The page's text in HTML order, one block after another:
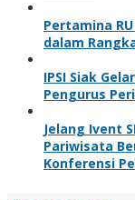
Pertamina
dalam
IPSI Siak
Pengurus
Jelang Ivent
Pariwisata
Konferensi